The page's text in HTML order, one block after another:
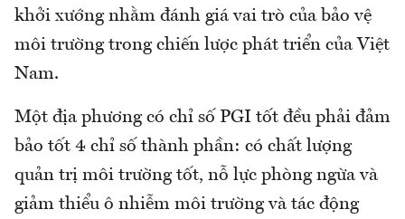
khởi xướng nhằm đánh giá vai trò của bảo vệ
môi trường trong chiến lược phát triển của Việt
Nam.
Một địa phương có chỉ số PGI tốt đều phải đảm
bảo tốt 4 chỉ số thành phần: có chất lượng
quản trị môi trường tốt, nỗ lực phòng ngừa và
giảm thiểu ô nhiễm môi trường và tác động